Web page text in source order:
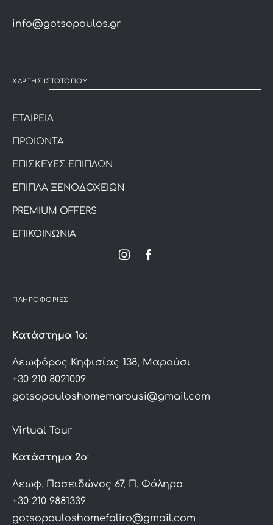
info@gotsopoulos.gr
ΧΑΡΤΗΣ ΙΣΤΟΤΟΠΟΥ
ΕΤΑΙΡΕΙΑ
ΠΡΟΙΟΝΤΑ
ΕΠΙΣΚΕΥΕΣ ΕΠΙΠΛΩΝ
ΕΠΙΠΛΑ ΞΕΝΟΔΟΧΕΙΩΝ
PREMIUM OFFERS
ΕΠΙΚΟΙΝΩΝΙΑ
ΠΛΗΡΟΦΟΡΙΕΣ
Κατάστημα 1ο:
Λεωφόρος Κηφισίας 138, Μαρούσι
+30 210 8021009
gotsopouloshomemarousi@gmail.com
Virtual Tour
Κατάστημα 2ο:
Λεωφ. Ποσειδώνος 67, Π. Φάληρο
+30 210 9881339
gotsopouloshomefaliro@gmail.com